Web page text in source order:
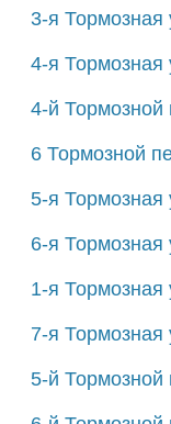
3-я Тормозная
4-я Тормозная
4-й Тормозной
6 Тормозной
5-я Тормозная
6-я Тормозная
1-я Тормозная
7-я Тормозная
5-й Тормозной